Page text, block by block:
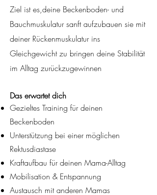
Ziel ist es,deine Beckenboden- und
Bauchmuskulatur sanft aufzubauen sie mit
deiner Rückenmuskulatur ins
Gleichgewicht zu bringen deine Stabilität
im Alltag zurückzugewinnen
Das erwartet dich
Gezieltes Training für deinen
Beckenboden
Unterstützung bei einer möglichen
Rektusdiastase
Kraftaufbau für deinen Mama-Alltag
Mobilisation & Entspannung
Austausch mit anderen Mamas